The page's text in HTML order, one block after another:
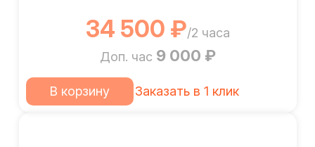
34 500 ₽/2 часа
Доп. час 9 000 ₽
В корзину Заказать в 1 клик